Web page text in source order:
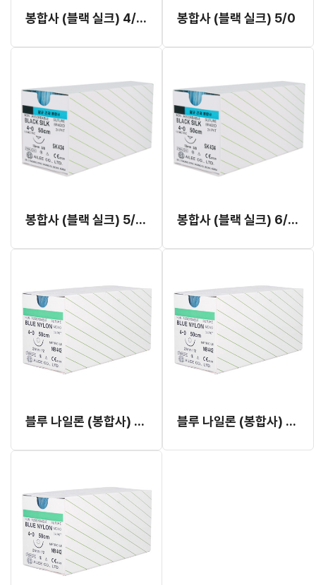
봉합사 (블랙 실크) 4/0 SK421, SK426, SK426R 봉합사 (블랙 실크) 5/0
봉합사 (블랙 실크) 5/0 SK539P 봉합사 (블랙 실크) 6/0 SK617
블루 나일론 (봉합사) 3/0 블루 나일론 (봉합사) 4/0